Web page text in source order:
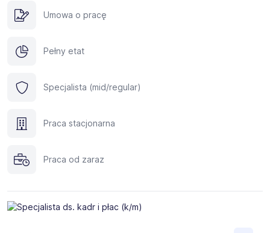
Umowa o pracę
Pełny etat
Specjalista (mid/regular)
Praca stacjonarna
Praca od zaraz